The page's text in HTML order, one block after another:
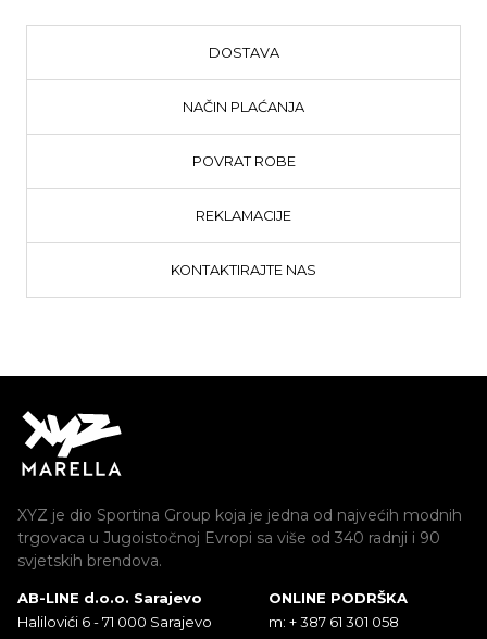
DOSTAVA
NAČIN PLAĆANJA
POVRAT ROBE
REKLAMACIJE
KONTAKTIRAJTE NAS
XYZ je dio Sportina Group koja je jedna od najvećih modnih
trgovaca u Jugoistočnoj Evropi sa više od 340 radnji i 90
svjetskih brendova.
AB-LINE d.o.o. Sarajevo
Halilovići 6 - 71 000 Sarajevo
ONLINE PODRŠKA
m: + 387 61 301 058